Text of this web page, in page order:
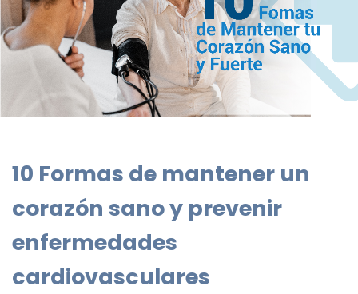
10 Formas de mantener un
corazón sano y prevenir
enfermedades
cardiovasculares